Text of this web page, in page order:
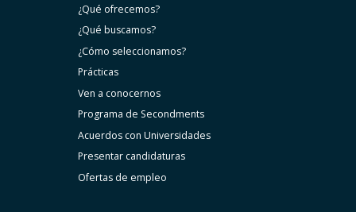
¿Qué ofrecemos?
¿Qué buscamos?
¿Cómo seleccionamos?
Prácticas
Ven a conocernos
Programa de Secondments
Acuerdos con Universidades
Presentar candidaturas
Ofertas de empleo